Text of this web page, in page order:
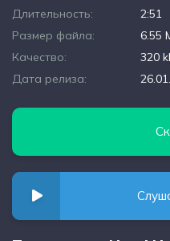
Длительность:
2:51
Размер файла:
6.55
Качество:
320
Дата релиза: